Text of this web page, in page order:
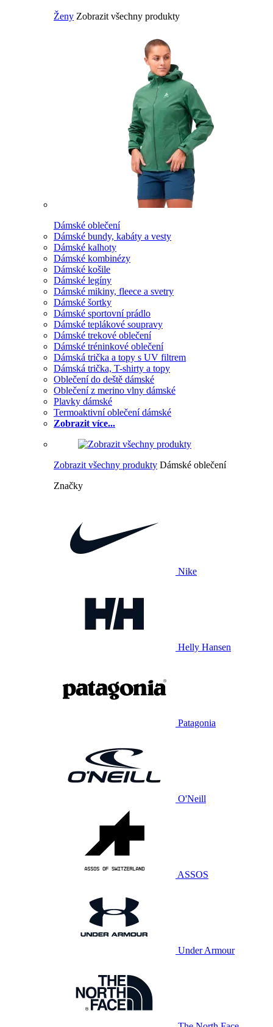
Ženy Zobrazit všechny produkty
Dámské oblečení
Dámské bundy, kabáty a vesty
Dámské kalhoty
Dámské kombinézy
Dámské košile
Dámské legíny
Dámské mikiny, fleece a svetry
Dámské šortky
Dámské sportovní prádlo
Dámské teplákové soupravy
Dámské trekové oblečení
Dámské tréninkové oblečení
Dámská trička a topy s UV filtrem
Dámská trička, T-shirty a topy
Oblečení do deště dámské
Oblečení z merino vlny dámské
Plavky dámské
Termoaktivní oblečení dámské
Zobrazit více...
Zobrazit všechny produkty Dámské oblečení
Značky
Nike
Helly Hansen
Patagonia
O'Neill
ASSOS
Under Armour